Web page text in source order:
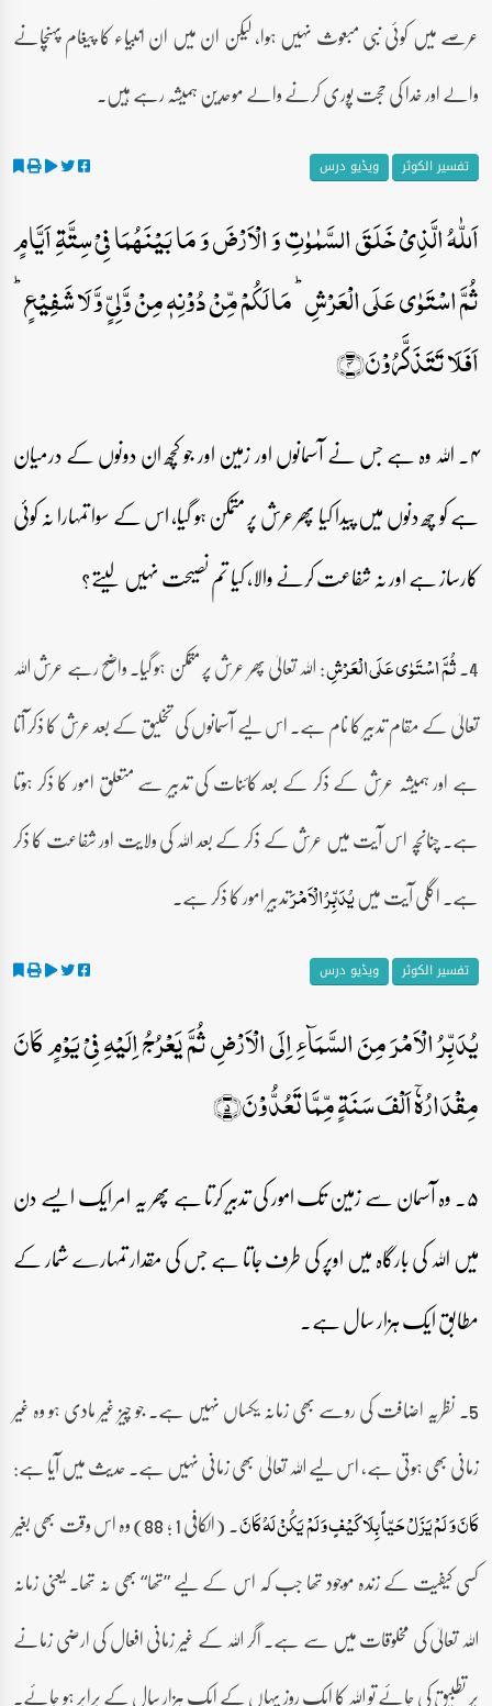
عرصے میں کوئی نبی مبعوث نہیں ہوا، لیکن ان میں ان انبیاء کا پیغام پہنچانے
والے اور خدا کی حجت پوری کرنے والے موحدین ہمیشہ رہے ہیں۔
تفسیر الکوثر ویڈیو درس
اَللّٰہُ الَّذِیۡ خَلَقَ السَّمٰوٰتِ وَ الۡاَرۡضَ وَ مَا بَیۡنَہُمَا فِیۡ سِتَّۃِ اَیَّامٍ
ثُمَّ اسۡتَوٰی عَلَی الۡعَرۡشِ ؕ مَا لَکُمۡ مِّنۡ دُوۡنِہٖ مِنۡ وَّلِیٍّ وَّ لَا شَفِیۡعٍ ؕ
اَفَلَا تَتَذَکَّرُوۡنَ﴿۴﴾
۴۔ اللہ وہ ہے جس نے آسمانوں اور زمین اور جو کچھ ان دونوں کے درمیان
ہے کو چھ دنوں میں پیدا کیا پھر عرش پر متمکن ہو گیا، اس کے سوا تمہارا نہ کوئی
کارساز ہے اور نہ شفاعت کرنے والا، کیا تم نصیحت نہیں لیتے؟
4۔ ثُمَّ اسۡتَوٰی عَلَی الۡعَرۡشِ: اللہ تعالیٰ پھر عرش پر متمکن ہو گیا۔ واضح رہے عرش اللہ
تعالیٰ کے مقام تدبیر کا نام ہے۔ اس لیے آسمانوں کی تخلیق کے بعد عرش کا ذکر آتا
ہے اور ہمیشہ عرش کے ذکر کے بعد کائنات کی تدبیر سے متعلق امور کا ذکر ہوتا
ہے۔ چنانچہ اس آیت میں عرش کے ذکر کے بعد اللہ کی ولایت اور شفاعت کا ذکر
ہے۔ اگلی آیت میںیُدَبِّرُ الۡاَمۡرَتدبیر امور کا ذکر ہے۔
تفسیر الکوثر ویڈیو درس
یُدَبِّرُ الۡاَمۡرَ مِنَ السَّمَآءِ اِلَی الۡاَرۡضِ ثُمَّ یَعۡرُجُ اِلَیۡہِ فِیۡ یَوۡمٍ کَانَ
مِقۡدَارُہٗۤ اَلۡفَ سَنَۃٍ مِّمَّا تَعُدُّوۡنَ﴿۵﴾
۵۔ وہ آسمان سے زمین تک امور کی تدبیر کرتا ہے پھر یہ امر ایک ایسے دن
میں اللہ کی بارگاہ میں اوپر کی طرف جاتا ہے جس کی مقدار تمہارے شمار کے
مطابق ایک ہزار سال ہے۔
5۔ نظریہ اضافت کی روسے بھی زمانہ یکساں نہیں ہے۔ جو چیز غیر مادی ہو وہ غیر
زمانی بھی ہوتی ہے، اس لیے اللہ تعالیٰ بھی زمانی نہیں ہے۔ حدیث میں آیا ہے:
کَانَ وَ لَمْ یَزَلْ حَیّاً بِلَا کَیْفٍ وَ لَمْ یَکُنْ لَہُ کَانَ
۔ (الکافی 1 ; 88) وہ اس وقت بھی بغیر
کسی کیفیت کے زندہ موجود تھا جب کہ اس کے لیے ”تھا“ بھی نہ تھا۔ یعنی زمانہ
اللہ تعالیٰ کی مخلوقات میں سے ہے۔ اگر اللہ کے غیر زمانی افعال کی ارضی زمانے
پر تطبیق کی جائے تو اللہ کا ایک روز یہاں کے ایک ہزار سال کے برابر ہو جائے۔